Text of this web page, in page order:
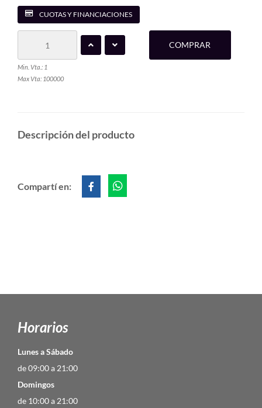
CUOTAS Y FINANCIACIONES
Min. Vta.: 1
Max Vta: 100000
COMPRAR
Descripción del producto
Compartí en:
Horarios
Lunes a Sábado
de 09:00 a 21:00
Domingos
de 10:00 a 21:00